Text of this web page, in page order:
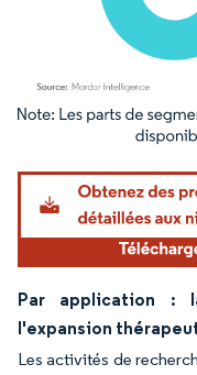
Image © Mordor Intelligence.
Par application :
l'expansion
Les activités de